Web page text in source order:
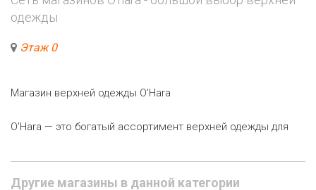
одежды
Этаж 0
Магазин верхней одежды O’Hara
O’Hara — это богатый ассортимент верхней одежды для
Другие магазины в данной категории